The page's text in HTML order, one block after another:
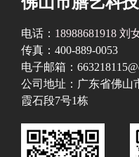
电话： 18988681918 刘
传真：400-889-0053
电子邮箱：
公司地址：广东省佛山
霞石段7号1栋